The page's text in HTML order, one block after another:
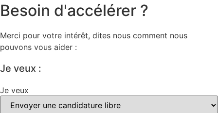
Besoin d'accélérer ?
Merci pour votre intérêt, dites nous comment nous
pouvons vous aider :
Je veux :
Je veux